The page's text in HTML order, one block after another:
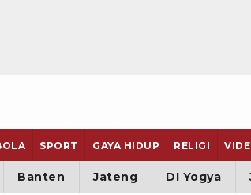
SPORT GAYA HIDUP RELIGI
Banten Jateng DI Yogya